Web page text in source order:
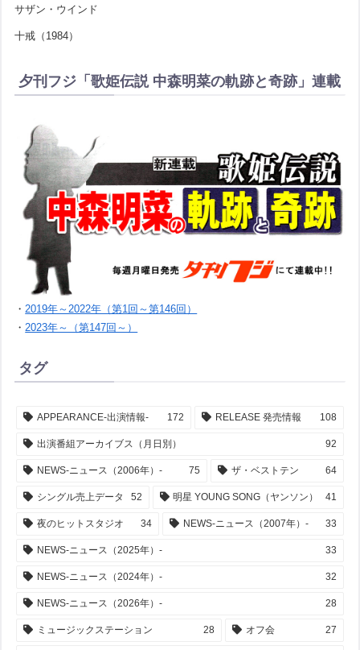
サザン・ウインド
十戒（1984）
夕刊フジ「歌姫伝説 中森明菜の軌跡と奇跡」連載
・ 2019年～2022年（第1回～第146回）
・ 2023年～（第147回～）
タグ
APPEARANCE-出演情報- 172 RELEASE 発売情報 108
出演番組アーカイブス（月日別） 92
NEWS-ニュース（2006年）- 75 ザ・ベストテン 64
シングル売上データ 52 明星 YOUNG SONG（ヤンソン） 41
夜のヒットスタジオ 34 NEWS-ニュース（2007年）- 33
NEWS-ニュース（2025年）- 33
NEWS-ニュース（2024年）- 32
NEWS-ニュース（2026年）- 28
ミュージックステーション 28 オフ会 27